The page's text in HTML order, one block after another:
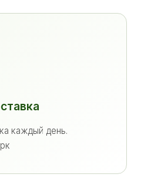
каждый день.